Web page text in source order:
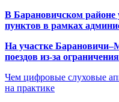
В Барановичском
пунктов в рамках
На участке
поездов из-за
Чем цифровые слуховые
на практике